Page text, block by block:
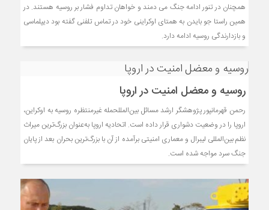
همچنان در تنور ادامه جنگ می دمند و خواهان تداوم فشار بر روسیه هستند. در
همین راستا جو بایدن به همتای اوکراینی خود در تماس تلفنی گفته بود دیپلماسی
و بازدارندگی روسیه ادامه دارد.
روسیه و معضل امنیت در اروپا
رحمن قهرمانپور پژوهشگر ارشد مسائل بین‌المللحمله غیرمنتظره روسیه به اوکراین،
اروپا را در وضعیت دشواری قرار داده است. اتحادیه اروپا به‌عنوان بزرگ‌ترین میراث
نظم بین‌المللی لیبرال و معماری امنیتی برآمده از آن با بزرگ‌ترین بحران بعد از پایان
جنگ سرد مواجه شده است.